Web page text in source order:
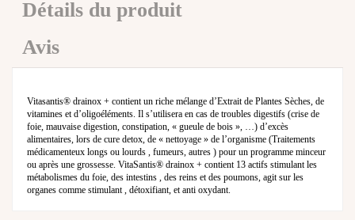
Détails du produit
Avis
Vitasantis® drainox + contient un riche mélange d’Extrait de Plantes Sèches, de
vitamines et d’oligoéléments. Il s’utilisera en cas de troubles digestifs (crise de
foie, mauvaise digestion, constipation, « gueule de bois », …) d’excès
alimentaires, lors de cure detox, de « nettoyage » de l’organisme (Traitements
médicamenteux longs ou lourds , fumeurs, autres ) pour un programme minceur
ou après une grossesse. VitaSantis® drainox + contient 13 actifs stimulant les
métabolismes du foie, des intestins , des reins et des poumons, agit sur les
organes comme stimulant , détoxifiant, et anti oxydant.